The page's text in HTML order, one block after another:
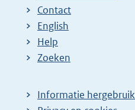
Contact
English
Help
Zoeken
Informatie